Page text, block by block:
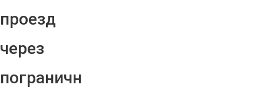
проезд
через
пограничн